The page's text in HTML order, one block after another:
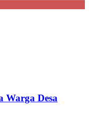
Warga Desa